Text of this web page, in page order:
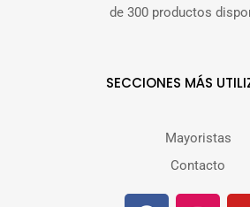
de 300 productos
SECCIONES MÁS
Mayoristas
Contacto